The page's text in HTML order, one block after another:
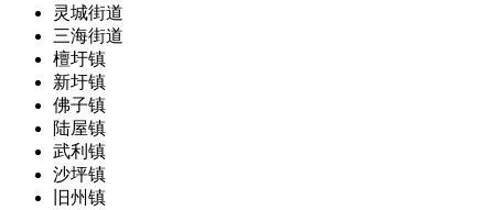
灵城街道
三海街道
檀圩镇
新圩镇
佛子镇
陆屋镇
武利镇
沙坪镇
旧州镇